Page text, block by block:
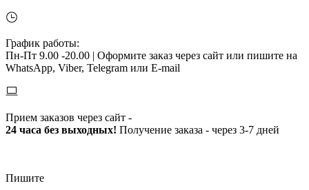
График работы:
Пн-Пт 9.00 -20.00 | Оформите заказ через сайт или пишите на
WhatsApp, Viber, Telegram или E-mail
Прием заказов через сайт -
24 часа без выходных! Получение заказа - через 3-7 дней
Пишите